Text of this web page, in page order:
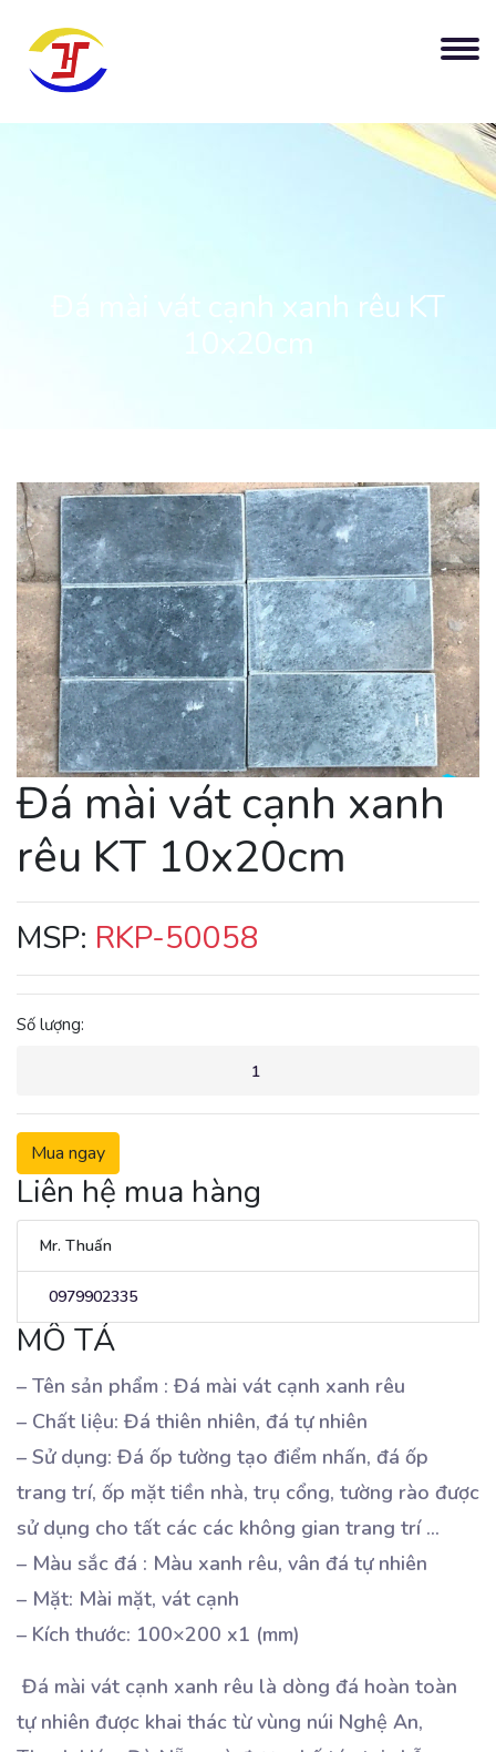
Đá mài vát cạnh xanh rêu KT
10x20cm
Đá mài vát cạnh xanh
rêu KT 10x20cm
MSP: RKP-50058
Số lượng:
Mua ngay
Liên hệ mua hàng
Mr. Thuấn
0979902335
MÔ TẢ
– Tên sản phẩm : Đá mài vát cạnh xanh rêu
– Chất liệu: Đá thiên nhiên, đá tự nhiên
– Sử dụng: Đá ốp tường tạo điểm nhấn, đá ốp
trang trí, ốp mặt tiền nhà, trụ cổng, tường rào được
sử dụng cho tất các các không gian trang trí …
– Màu sắc đá : Màu xanh rêu, vân đá tự nhiên
– Mặt: Mài mặt, vát cạnh
– Kích thước: 100×200 x1 (mm)
Đá mài vát cạnh xanh rêu là dòng đá hoàn toàn
tự nhiên được khai thác từ vùng núi Nghệ An,